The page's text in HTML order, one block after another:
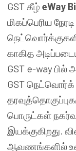
GST கீழ் eWay
மிகப்பெரிய
காகித
GST e-way
GST நெட்வொர்க்
பொருட்கள்
இயக்குகிறது.
ஆவணங்களில்